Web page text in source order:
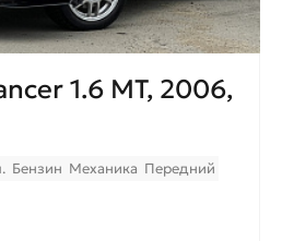
1.6 MT, 2006,
Бензин Механика Передний